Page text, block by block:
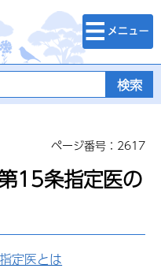
検索・メニュ
ー
ページ番号：2617
15条指定医の
定医とは